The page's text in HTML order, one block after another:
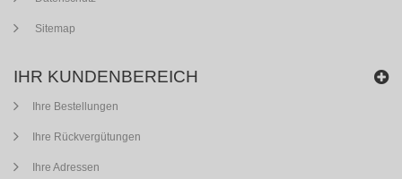
Sitemap
IHR KUNDENBEREICH
Ihre Bestellungen
Ihre Rückvergütungen
Ihre Adressen